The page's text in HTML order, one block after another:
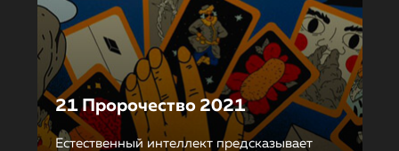
21 Пророчество 2021
Естественный интеллект предсказывает